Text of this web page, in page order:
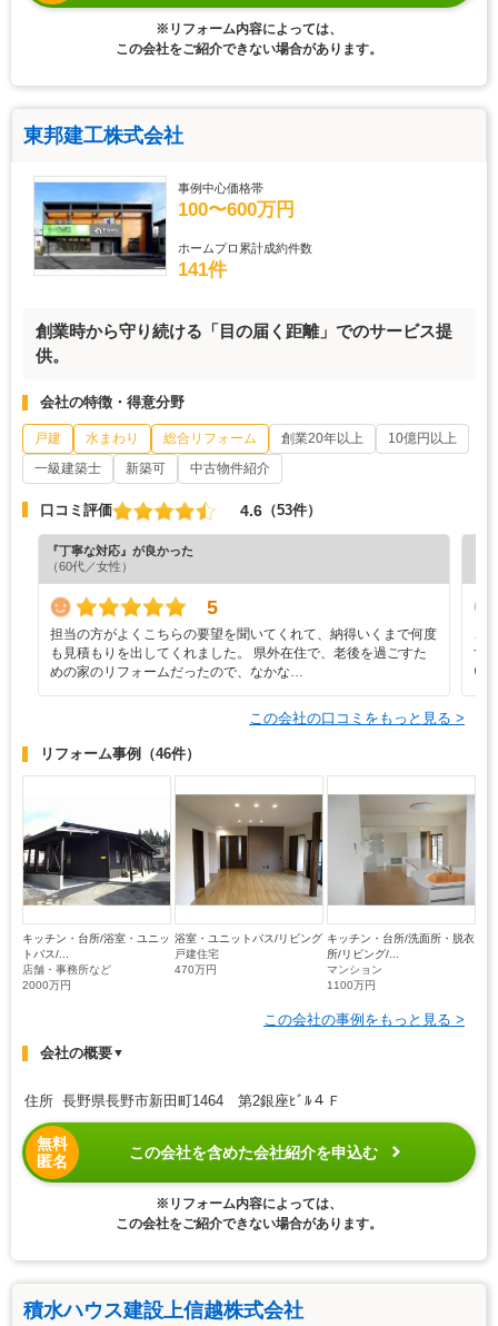
※リフォーム内容によっては、
この会社をご紹介できない場合があります。
東邦建工株式会社
事例中心価格帯
100〜600万円
ホームプロ累計成約件数
141件
創業時から守り続ける「目の届く距離」でのサービス提
供。
会社の特徴・得意分野
戸建 水まわり 総合リフォーム 創業20年以上
10億円以上
一級建築士
新築可 中古物件紹介
口コミ評価 4.6 （53件）
『丁寧な対応』が良かった
（60代／女性）
5
担当の方がよくこちらの要望を聞いてくれて、納得いくまで何度
も見積もりを出してくれました。 県外在住で、老後を過ごすた
めの家のリフォームだったので、なかな…
す
い
この会社の口コミをもっと見る >
リフォーム事例 （46件）
キッチン・台所/浴室・ユニッ
トバス/...
店舗・事務所など
2000万円
浴室・ユニットバス/リビング
戸建住宅
470万円
キッチン・台所/洗面所・脱衣
所/リビング/...
マンション
1100万円
この会社の事例をもっと見る >
会社の概要▼
住所 長野県長野市新田町1464 第2銀座ﾋﾞﾙ４Ｆ
無料
匿名
この会社を含めた会社紹介を申込む
※リフォーム内容によっては、
この会社をご紹介できない場合があります。
積水ハウス建設上信越株式会社